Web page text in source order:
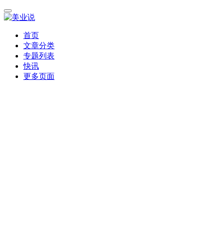
首页
文章分类
专题列表
快讯
更多页面